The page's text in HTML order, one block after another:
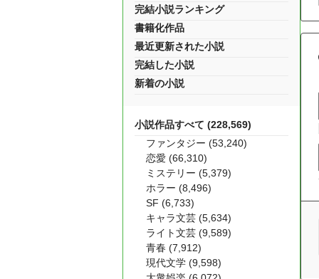
完結小説ランキング
書籍化作品
最近更新された小説
完結した小説
新着の小説
小説作品すべて (228,569)
ファンタジー (53,240)
恋愛 (66,310)
ミステリー (5,379)
ホラー (8,496)
SF (6,733)
キャラ文芸 (5,634)
ライト文芸 (9,589)
青春 (7,912)
現代文学 (9,598)